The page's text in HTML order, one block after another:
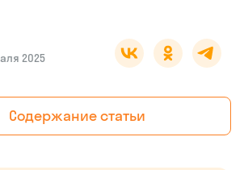
2025
Содержание статьи